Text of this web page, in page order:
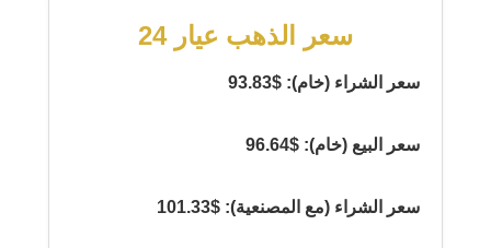
سعر الذهب عيار 24
سعر الشراء (خام): $93.83
سعر البيع (خام): $96.64
سعر الشراء (مع المصنعية): $101.33